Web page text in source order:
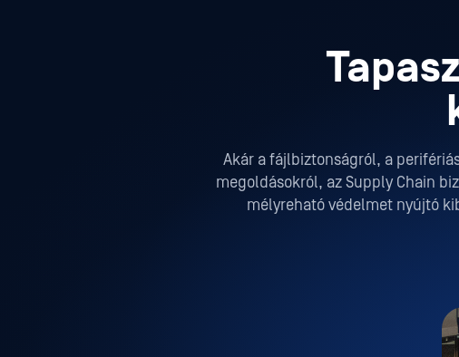
Akár a fájlbiztonságról, a
megoldásokról, az Supply Chain
mélyreható védelmet nyújtó